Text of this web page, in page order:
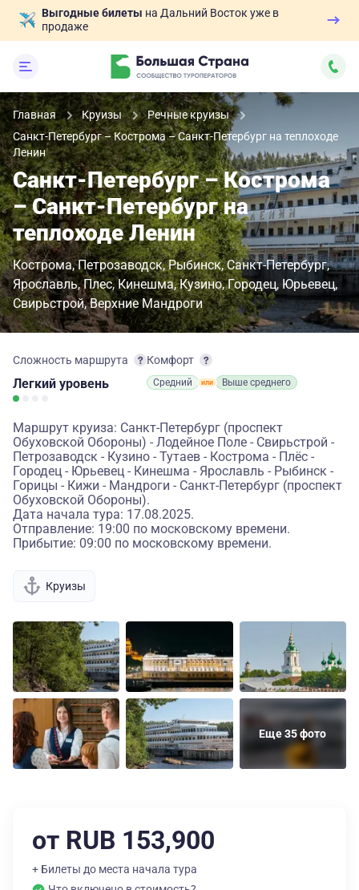
Выгодные билеты на Дальний Восток уже в
продаже
Главная Круизы
Речные круизы
Санкт-Петербург – Кострома – Санкт-Петербург на теплоходе
Ленин
Санкт-Петербург – Кострома
– Санкт-Петербург на
теплоходе Ленин
Кострома Петрозаводск Рыбинск Санкт-Петербург
Ярославль Плес Кинешма Кузино Городец Юрьевец
Свирьстрой Верхние Мандроги
Сложность маршрута
Легкий уровень
Комфорт
Средний Выше среднего
Маршрут круиза: Санкт-Петербург (проспект
Обуховской Обороны) - Лодейное Поле - Свирьстрой -
Петрозаводск - Кузино - Тутаев - Кострома - Плёс -
Городец - Юрьевец - Кинешма - Ярославль - Рыбинск -
Горицы - Кижи - Мандроги - Санкт-Петербург (проспект
Обуховской Обороны).
Дата начала тура: 17.08.2025.
Отправление: 19:00 по московскому времени.
Прибытие: 09:00 по московскому времени.
Круизы
Еще 35 фото
от RUB 153,900
+ Билеты до места начала тура